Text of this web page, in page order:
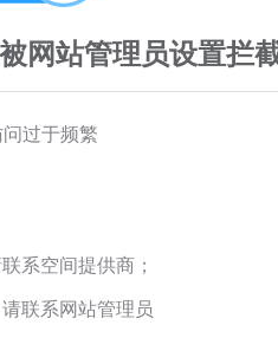
网站管理员设置拦
过于频繁
系空间提供商；
联系网站管理员